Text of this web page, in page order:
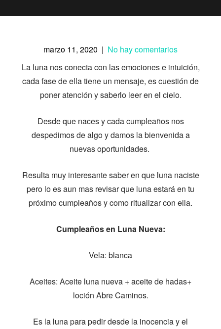
marzo 11, 2020 | No hay comentarios
La luna nos conecta con las emociones e intuición,
cada fase de ella tiene un mensaje, es cuestión de
poner atención y saberlo leer en el cielo.
Desde que naces y cada cumpleaños nos
despedimos de algo y damos la bienvenida a
nuevas oportunidades.
Resulta muy interesante saber en que luna naciste
pero lo es aun mas revisar que luna estará en tu
próximo cumpleaños y como ritualizar con ella.
Cumpleaños en Luna Nueva:
Vela: blanca
Aceites: Aceite luna nueva + aceite de hadas+
loción Abre Caminos.
Es la luna para pedir desde la inocencia y el